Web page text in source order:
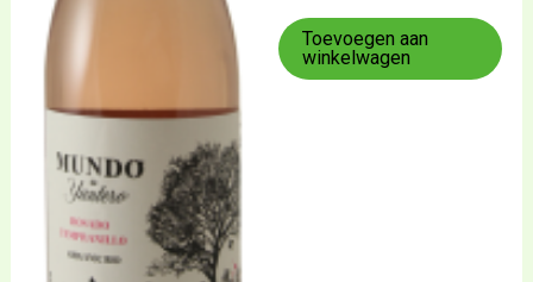
uit
5
Toevoegen aan
winkelwagen